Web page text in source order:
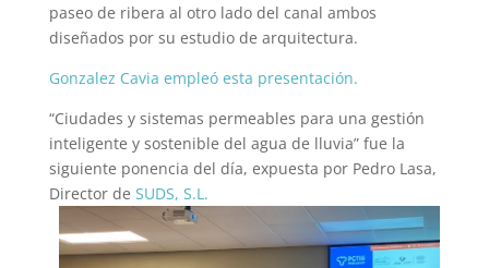
paseo de ribera al otro lado del canal ambos
diseñados por su estudio de arquitectura.
Gonzalez Cavia empleó esta presentación.
“Ciudades y sistemas permeables para una gestión
inteligente y sostenible del agua de lluvia” fue la
siguiente ponencia del día, expuesta por Pedro Lasa,
Director de SUDS, S.L.